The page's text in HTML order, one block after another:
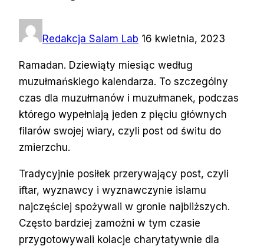
Redakcja Salam Lab 16 kwietnia, 2023
Ramadan. Dziewiąty miesiąc według
muzułmańskiego kalendarza. To szczególny
czas dla muzułmanów i muzułmanek, podczas
którego wypełniają jeden z pięciu głównych
filarów swojej wiary, czyli post od świtu do
zmierzchu.
Tradycyjnie posiłek przerywający post, czyli
iftar, wyznawcy i wyznawczynie islamu
najczęściej spożywali w gronie najbliższych.
Często bardziej zamożni w tym czasie
przygotowywali kolacje charytatywnie dla